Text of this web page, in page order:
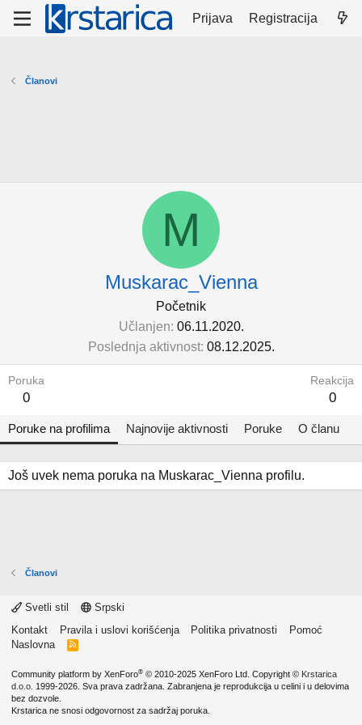
Prijava Registracija
Članovi
M
Muskarac_Vienna
Početnik
Učlanjen 06.11.2020.
Poslednja aktivnost 08.12.2025.
Poruka
0
Reakcija
0
Poruke na profilima Najnovije aktivnosti Poruke O članu
Još uvek nema poruka na Muskarac_Vienna profilu.
Članovi
Svetli stil
Srpski
Kontakt
Pravila i uslovi korišćenja Politika privatnosti
Pomoć
Naslovna
R
Community platform by XenForo® © 2010-2025 XenForo Ltd. Copyright © Krstarica
d.o.o. 1999-2026. Sva prava zadržana. Zabranjena je reprodukcija u celini i u delovima
bez dozvole.
Krstarica ne snosi odgovornost za sadržaj poruka.